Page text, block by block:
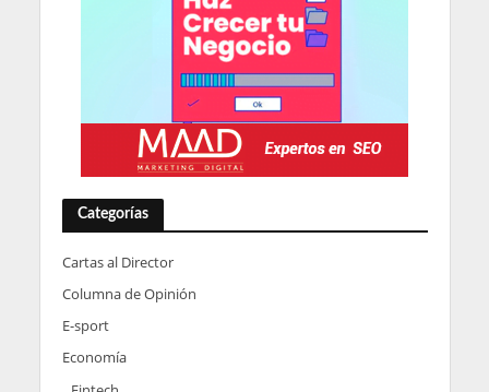
Categorías
Cartas al Director
Columna de Opinión
E-sport
Economía